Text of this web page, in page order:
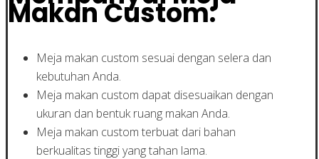
Makan Custom:
Meja makan custom sesuai dengan selera dan
kebutuhan Anda.
Meja makan custom dapat disesuaikan dengan
ukuran dan bentuk ruang makan Anda.
Meja makan custom terbuat dari bahan
berkualitas tinggi yang tahan lama.